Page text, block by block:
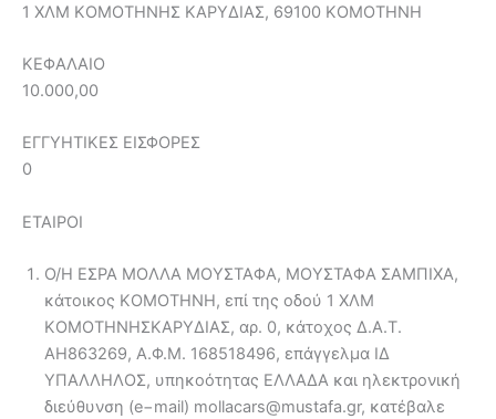
1 ΧΛΜ ΚΟΜΟΤΗΝΗΣ ΚΑΡΥΔΙΑΣ, 69100 KOMOTHNH
ΚΕΦΑΛΑΙΟ
10.000,00
ΕΓΓΥΗΤΙΚΕΣ ΕΙΣΦΟΡΕΣ
0
ΕΤΑΙΡΟΙ
Ο/Η ΕΣΡΑ ΜΟΛΛΑ ΜΟΥΣΤΑΦΑ, ΜΟΥΣΤΑΦΑ ΣΑΜΠΙΧΑ,
κάτοικος ΚΟΜΟΤΗΝΗ, επί της οδού 1 ΧΛΜ
ΚΟΜΟΤΗΝΗΣΚΑΡΥΔΙΑΣ, αρ. 0, κάτοχος Δ.Α.Τ.
ΑΗ863269, Α.Φ.Μ. 168518496, επάγγελμα ΙΔ
ΥΠΑΛΛΗΛΟΣ, υπηκοότητας ΕΛΛΑΔΑ και ηλεκτρονική
διεύθυνση (e−mail) mollacars@mustafa.gr, κατέβαλε